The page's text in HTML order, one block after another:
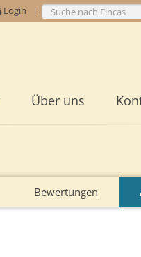
Login |
Über uns
Bewertungen